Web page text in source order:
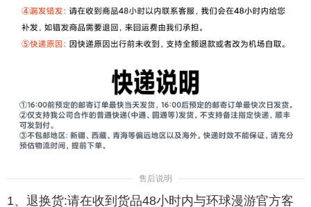
售后说明
1、退换货:请在收到货品48小时内与环球漫游官方客